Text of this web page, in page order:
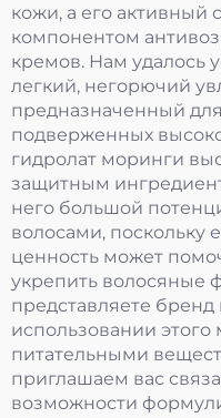
кожи, а его активный
компонентом
кремов. Нам удалось
легкий, негорючий
предназначенный
подверженных
гидролат моринги
защитным
него большой
волосами, поскольку
ценность может
укрепить волосяные
представляете
использовании
питательными
приглашаем вас
возможности